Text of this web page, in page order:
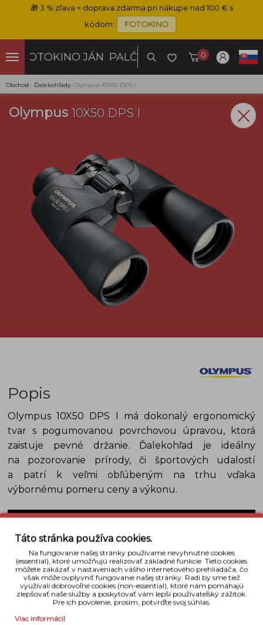
🎁3 % zľava + doprava zdarma pri nákupe nad 100 € s
kódom:
FOTOKINO
FOTOKINO JÁN PALČO 0
Obchod › Ďalekohľady›Olympus 10X50 DPS I
Olympus 10X50 DPS I
Popis
Olympus 10X50 DPS I má dokonalý ergonomický
tvar s pogumovanou povrchovou úpravou, ktorá
zaistuje pevné držanie. Ďalekohľad je ideálny
na pozorovanie prírody, či športových udalostí
a patrí k veľmi obľúbeným na trhu vďaka
výbornému pomeru ceny a výkonu.
Táto stránka používa cookies.
Na fungovanie našej stránky používame nevyhnutné cookies
(essential), ktoré umožňujú realizovať základné funkcie. Tieto cookies
môžete zakázať v nastaveniach vášho internetového prehliadača, čo
však môže ovplyvniť fungovanie našej stránky. Radi by sme tiež
využívali dobrovoľné cookies (non-essential), ktoré nám pomáhajú
zlepšovať naše služby a poskytovať vám lepší používateľský zážitok.
Pre ich povolenie, prosím, potvrďte svoj súhlas.
Viac informácií